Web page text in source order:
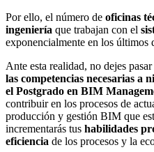
Por ello, el número de oficinas
ingeniería que trabajan con el
exponencialmente en los últimos
Ante esta realidad, no dejes
las competencias necesarias a
el Postgrado en BIM
contribuir en los procesos de
producción y gestión BIM que
incrementarás tus habilidades
eficiencia de los procesos y la